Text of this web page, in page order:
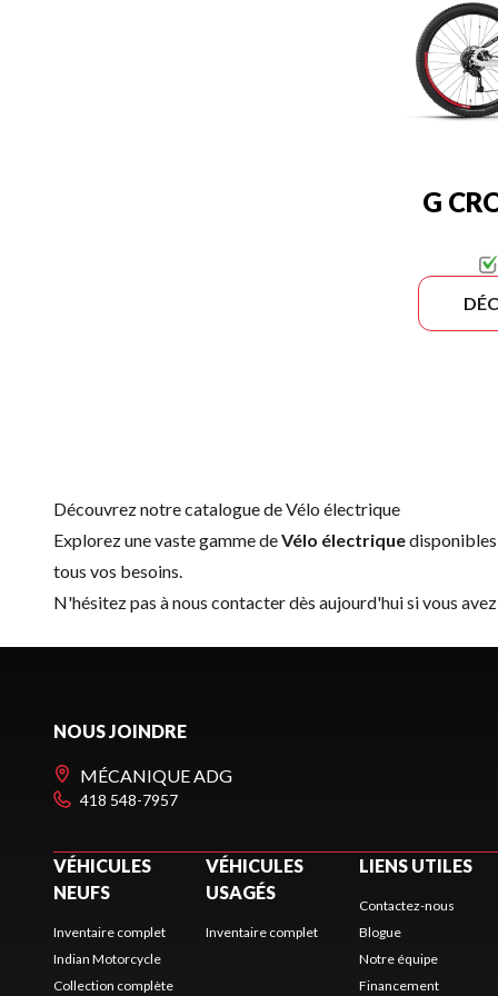
G
Découvrez notre catalogue de Vélo électrique
Explorez une vaste gamme deVélo électrique
tous vos besoins.
N'hésitez pas ànous contacterdès aujourd'hui si vous
NOUS JOINDRE
MÉCANIQUE ADG
418 548-7957
VÉHICULES
NEUFS
Inventaire complet
Indian Motorcycle
Collection complète
VÉHICULES
USAGÉS
Inventaire complet
LIENS UTILES
Contactez-nous
Blogue
Notre équipe
Financement